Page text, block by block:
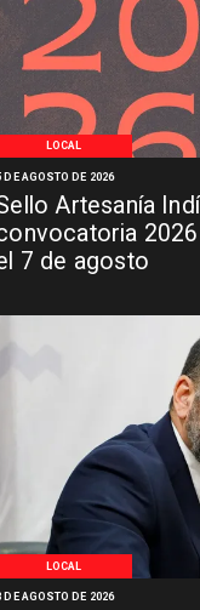
LOCAL
Artesanía
7 de agosto
DE AGOSTO DE 2026
LOCAL
DE AGOSTO DE 2026